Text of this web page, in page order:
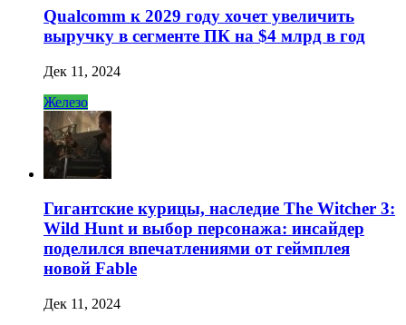
Qualcomm к 2029 году хочет увеличить
выручку в сегменте ПК на $4 млрд в год
Дек 11, 2024
Железо
Гигантские курицы, наследие The Witcher 3:
Wild Hunt и выбор персонажа: инсайдер
поделился впечатлениями от геймплея
новой Fable
Дек 11, 2024